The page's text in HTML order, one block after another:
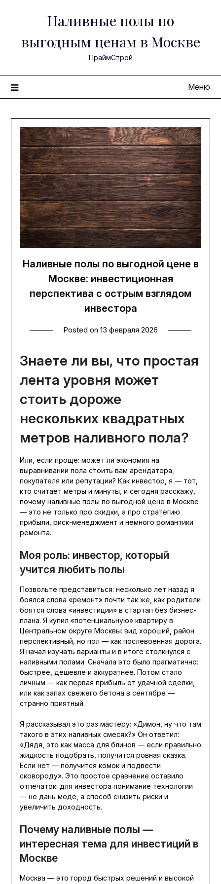
Наливные полы по
выгодным ценам в Москве
ПраймСтрой
Меню
Наливные полы по выгодной цене в
Москве: инвестиционная
перспектива с острым взглядом
инвестора
Posted on 13 февраля 2026
Знаете ли вы, что простая
лента уровня может
стоить дороже
нескольких квадратных
метров наливного пола?
Или, если проще: может ли экономия на
выравнивании пола стоить вам арендатора,
покупателя или репутации? Как инвестор, я — тот,
кто считает метры и минуты, и сегодня расскажу,
почему наливные полы по выгодной цене в Москве
— это не только про скидки, а про стратегию
прибыли, риск-менеджмент и немного романтики
ремонта.
Моя роль: инвестор, который
учится любить полы
Позвольте представиться: несколько лет назад я
боялся слова «ремонт» почти так же, как родители
боятся слова «инвестиции» в стартап без бизнес-
плана. Я купил «потенциальную» квартиру в
Центральном округе Москвы: вид хороший, район
перспективный, но пол — как послевоенная дорога.
Я начал изучать варианты и в итоге столкнулся с
наливными полами. Сначала это было прагматично:
быстрее, дешевле и аккуратнее. Потом стало
личным — как первая прибыль от удачной сделки,
или как запах свежего бетона в сентябре —
странно приятный.
Я рассказывал это раз мастеру: «Димон, ну что там
такого в этих наливных смесях?» Он ответил:
«Дядя, это как масса для блинов — если правильно
жидкость подобрать, получится ровная сказка.
Если нет — получится комок и подвести
сковороду». Это простое сравнение оставило
отпечаток: для инвестора понимание технологии
— не дань моде, а способ снизить риски и
увеличить доходность.
Почему наливные полы —
интересная тема для инвестиций в
Москве
Москва — это город быстрых решений и высокой